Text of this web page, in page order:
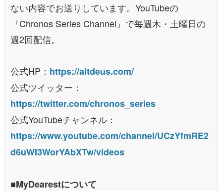
ない内容でお送りしています。YouTubeの
『Chronos Series Channel』で毎週木・土曜日の
週2回配信。
公式HP： https://altdeus.com/
公式ツイッター：
https://twitter.com/chronos_series
公式YouTubeチャンネル：
https://www.youtube.com/channel/UCzYfmRE2
d6uWI3WorYAbXTw/videos
■MyDearestについて